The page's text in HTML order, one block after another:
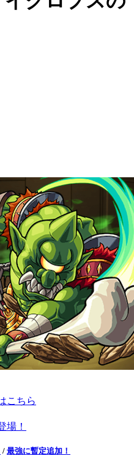
こちら
場！
/ 最強に暫定追加！